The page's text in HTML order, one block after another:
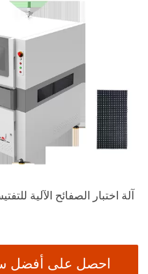
آلة اختبار الصفائح الآلية
احصل على أفضل